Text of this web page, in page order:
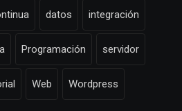
datos integración
Programación servidor
Web Wordpress